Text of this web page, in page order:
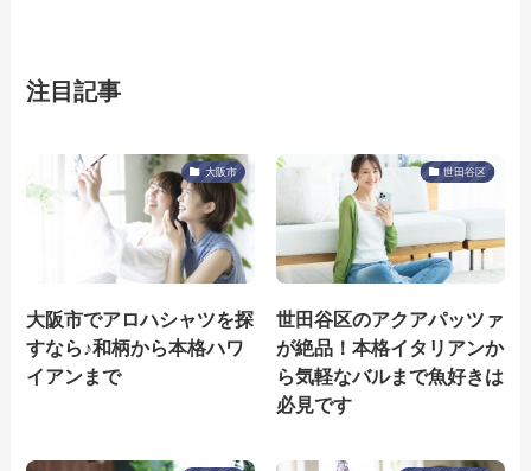
注目記事
大阪市
大阪市でアロハシャツを探
すなら♪和柄から本格ハワ
イアンまで
世田谷区
世田谷区のアクアパッツァ
が絶品！本格イタリアンか
ら気軽なバルまで魚好きは
必見です